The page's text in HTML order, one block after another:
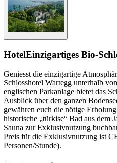
HotelEinzigartiges Bio-
Geniesst die einzigartige
Schlosshotel Wartegg unterhalb
englischen Parkanlage bietet das
Ausblick über den ganzen
gewähren euch die nötige
historische „türkise“ Bad aus dem
Sauna zur Exklusivnutzung
Preis für die Exklusivnutzung ist
Personen/Stunde).